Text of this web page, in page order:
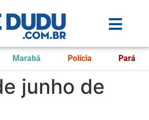
Marabá Polícia Pará
junho de